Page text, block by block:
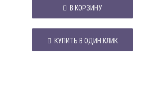
В КОРЗИНУ
КУПИТЬ В ОДИН КЛИК